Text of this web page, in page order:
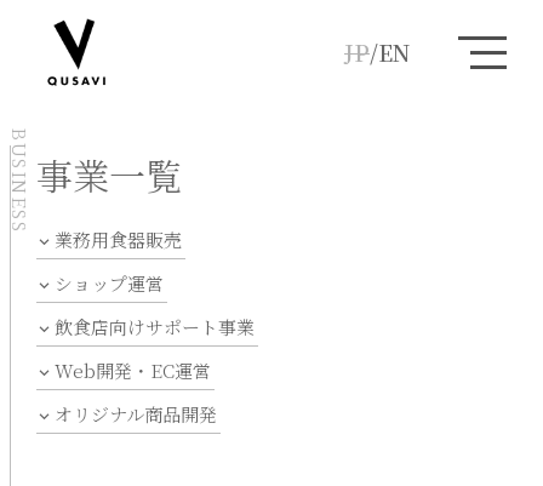
JP/EN
BUSINESS 事業一覧
業務用食器販売
ショップ運営
飲食店向けサポート事業
Web開発・EC運営
オリジナル商品開発